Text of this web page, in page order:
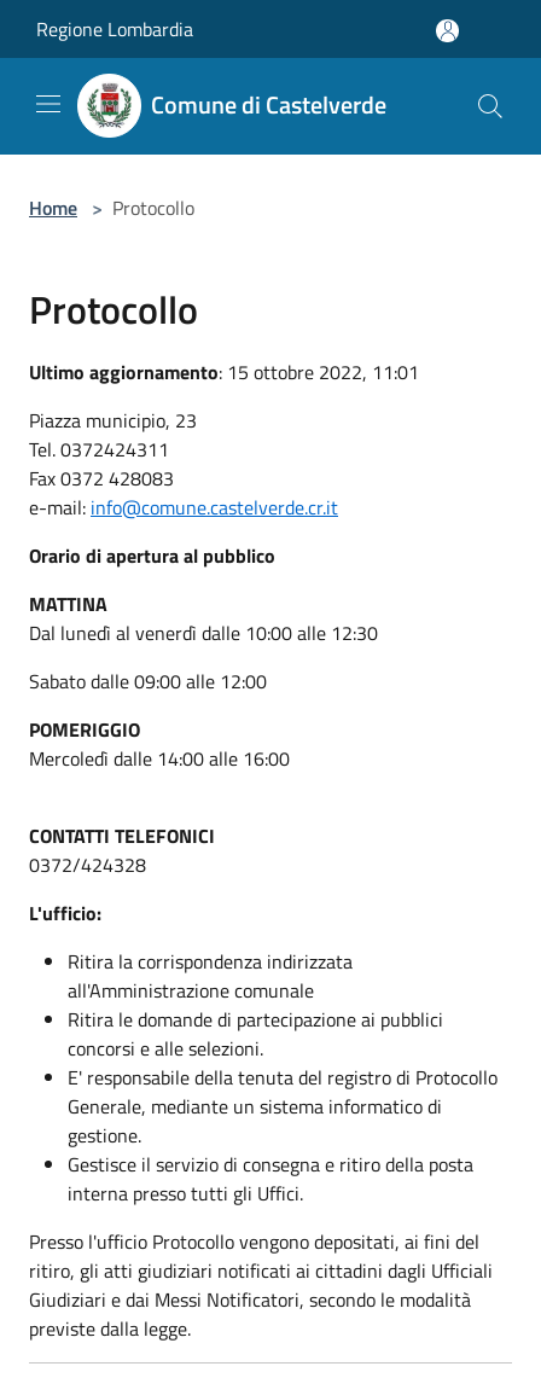
Regione Lombardia
Comune di Castelverde
Home > Protocollo
Protocollo
Ultimo aggiornamento: 15 ottobre 2022, 11:01
Piazza municipio, 23
Tel. 0372424311
Fax 0372 428083
e-mail: info@comune.castelverde.cr.it
Orario di apertura al pubblico
MATTINA
Dal lunedì al venerdì dalle 10:00 alle 12:30
Sabato dalle 09:00 alle 12:00
POMERIGGIO
Mercoledì dalle 14:00 alle 16:00
CONTATTI TELEFONICI
0372/424328
L'ufficio:
Ritira la corrispondenza indirizzata
all'Amministrazione comunale
Ritira le domande di partecipazione ai pubblici
concorsi e alle selezioni.
E' responsabile della tenuta del registro di Protocollo
Generale, mediante un sistema informatico di
gestione.
Gestisce il servizio di consegna e ritiro della posta
interna presso tutti gli Uffici.
Presso l'ufficio Protocollo vengono depositati, ai fini del
ritiro, gli atti giudiziari notificati ai cittadini dagli Ufficiali
Giudiziari e dai Messi Notificatori, secondo le modalità
previste dalla legge.